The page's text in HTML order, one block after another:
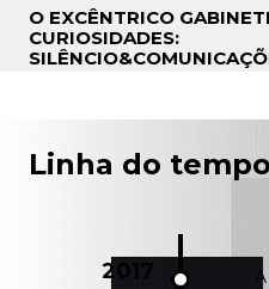
O EXCÊNTRICO
CURIOSIDADES:
Histórias
Linha do tempo
2017